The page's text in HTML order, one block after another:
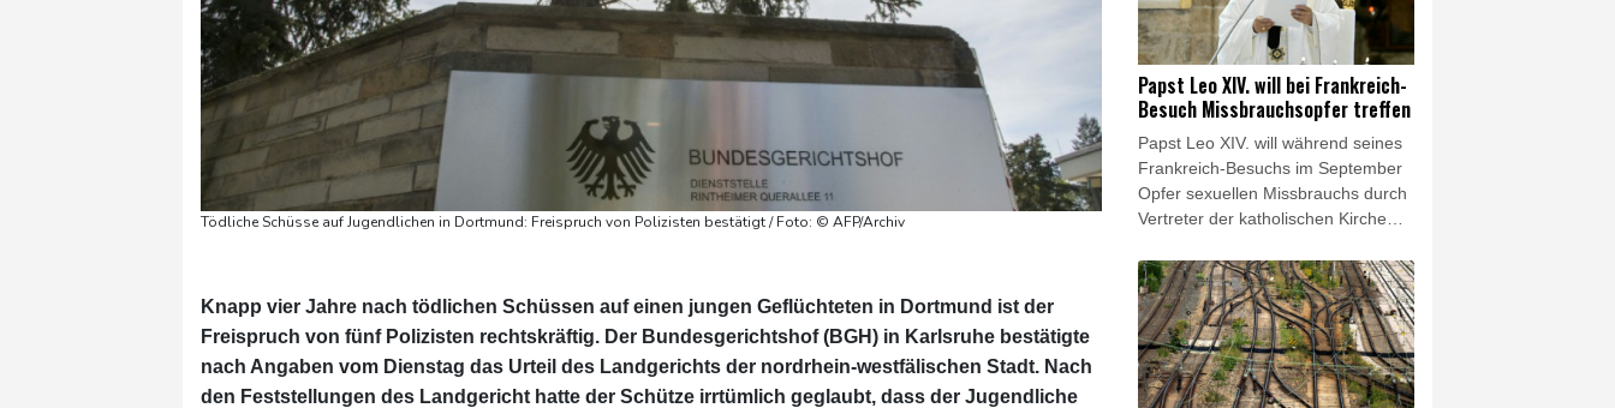
Tödliche Schüsse auf Jugendlichen in Dortmund: Freispruch von Polizisten bestätigt / Foto: © AFP/Archiv
Knapp vier Jahre nach tödlichen Schüssen auf einen jungen Geflüchteten in Dortmund ist der
Freispruch von fünf Polizisten rechtskräftig. Der Bundesgerichtshof (BGH) in Karlsruhe bestätigte
nach Angaben vom Dienstag das Urteil des Landgerichts der nordrhein-westfälischen Stadt. Nach
den Feststellungen des Landgericht hatte der Schütze irrtümlich geglaubt, dass der Jugendliche
demnach durch einen
Zeugenhinweis auf die Plantage
aufmerksam geworden. Insgesamt
wurden am Donnerstag drei Objekte
im Rhein-Erft-Kreis durchsucht.
Papst Leo XIV. will bei Frankreich-
Besuch Missbrauchsopfer treffen
Papst Leo XIV. will während seines
Frankreich-Besuchs im September
Opfer sexuellen Missbrauchs durch
Vertreter der katholischen Kirche
bevorstehenden Apostolischen
Reise nach Frankreich wird Papst
Leo XIV. in einem privaten Rahmen
mit Menschen zusammentreffen,
die innerhalb der Kirche Opfer von
Missbrauch geworden sind", teilte